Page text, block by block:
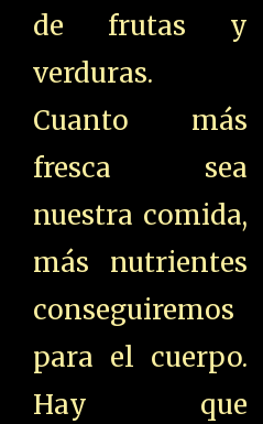
de frutas y
verduras.
Cuanto más
fresca sea
nuestra comida,
más nutrientes
conseguiremos
para el cuerpo.
Hay que